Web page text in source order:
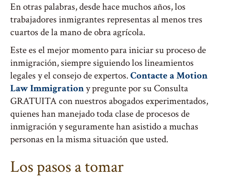
En otras palabras, desde hace muchos años, los
trabajadores inmigrantes representas al menos tres
cuartos de la mano de obra agrícola.
Este es el mejor momento para iniciar su proceso de
inmigración, siempre siguiendo los lineamientos
legales y el consejo de expertos.Contacte a Motion
Law Immigrationy pregunte por su Consulta
GRATUITA con nuestros abogados experimentados,
quienes han manejado toda clase de procesos de
inmigración y seguramente han asistido a muchas
personas en la misma situación que usted.
Los pasos a tomar